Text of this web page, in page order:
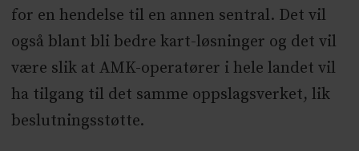
for en hendelse til en annen sentral. Det vil
også blant bli bedre kart-løsninger og det vil
være slik at AMK-operatører i hele landet vil
ha tilgang til det samme oppslagsverket, lik
beslutningsstøtte.